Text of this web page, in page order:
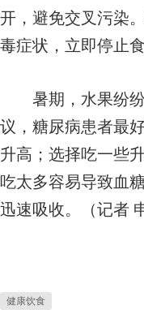
开，避免交叉污染
毒症状，立即停止
暑期，水果纷纷
议，糖尿病患者最
升高；选择吃一些
吃太多容易导致血
迅速吸收。（记者
健康饮食